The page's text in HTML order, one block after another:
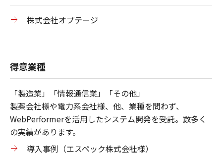
株式会社オプテージ
得意業種
「製造業」「情報通信業」「その他」
製薬会社様や電力系会社様、他、業種を問わず、
WebPerformerを活用したシステム開発を受託。数多く
の実績があります。
導入事例（エスペック株式会社様）